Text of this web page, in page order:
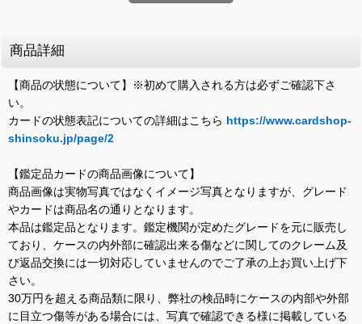
商品詳細
【商品の状態について】※初めて購入される方は必ずご確認下さ
い。
カードの状態表記についての詳細はこちら https://www.cardshop-
shinsoku.jp/page/2
【鑑定品カードの商品画像について】
商品画像は実物写真ではなくイメージ写真となりますが、グレード
やカードは商品名の通りとなります。
本品は鑑定品となります。鑑定機関が定めたグレードを元に販売し
ており、ケースの内外部に確認出来る傷などに関してのクレーム及
び返品交換には一切対応していませんのでご了承の上お買い上げ下
さい。
30万円を超える商品類に限り、弊社の検品時にケースの内部や外部
に目立つ傷等がある場合には、写真で確認できる様に掲載している